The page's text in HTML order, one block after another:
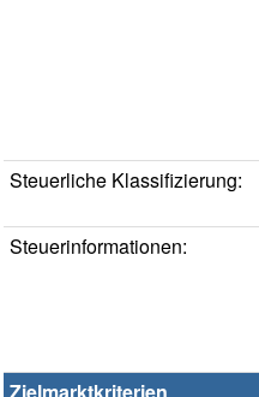
Steuerliche Klassifizierung:
Steuerinformationen: